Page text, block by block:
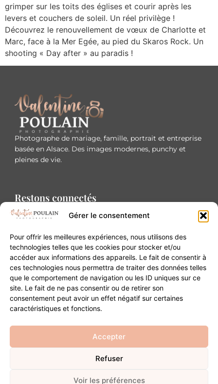
Gérer le consentement
Pour offrir les meilleures expériences, nous utilisons des
technologies telles que les cookies pour stocker et/ou
accéder aux informations des appareils. Le fait de consentir à
ces technologies nous permettra de traiter des données telles
que le comportement de navigation ou les ID uniques sur ce
site. Le fait de ne pas consentir ou de retirer son
consentement peut avoir un effet négatif sur certaines
caractéristiques et fonctions.
Accepter
Refuser
Voir les préférences
grimper sur les toits des églises et courir après les
levers et couchers de soleil. Un réel privilège !
Découvrez le renouvellement de vœux de Charlotte et
Marc, face à la Mer Egée, au pied du Skaros Rock. Un
shooting « Day after » au paradis !
Photographe de mariage, famille, portrait et entreprise
basée en Alsace. Des images modernes, punchy et
pleines de vie.
Restons connectés
Contact
20B Grand Rue 68180 Horbourg-Wihr
06 84 93 03 01
contact@valentinepoulain.com
Mentions légales· Politique de confidentialité